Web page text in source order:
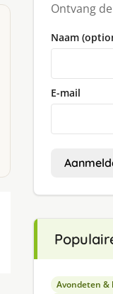
Ontvang
Naam
E-mail
Avondeten &